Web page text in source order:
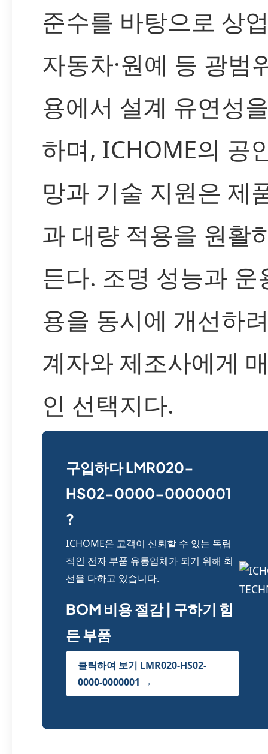
준수를 바탕으로 상업
자동차·원예 등 광범
용에서 설계 유연성
하며, ICHOME의 공
망과 기술 지원은 제
과 대량 적용을 원활
든다. 조명 성능과 운
용을 동시에 개선하
계자와 제조사에게
인 선택지다.
구입하다 LMR020-
HS02-0000-0000001
?
ICHOME은 고객이 신뢰할 수 있는 독립
적인 전자 부품 유통업체가 되기 위해 최
선을 다하고 있습니다.
BOM 비용 절감 | 구하기 힘
든 부품
클릭하여 보기 LMR020-HS02-
0000-0000001 →